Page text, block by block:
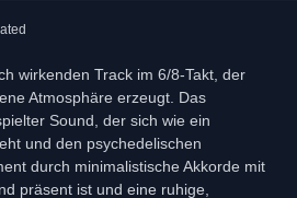
wirkenden Track im 6/8-Takt, der
Atmosphäre erzeugt. Das
Sound, der sich wie ein
und den psychedelischen
durch minimalistische Akkorde mit
präsent ist und eine ruhige,